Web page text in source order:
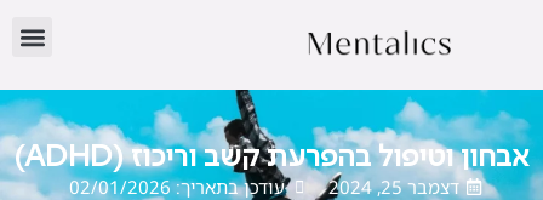
אבחון וטיפול בהפרעת קשב וריכוז (ADHD)
דצמבר 25, 2024 עודכן בתאריך: 02/01/2026